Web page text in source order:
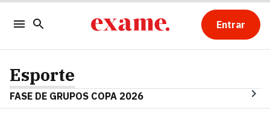
Entrar
Esporte
FASE DE GRUPOS COPA 2026